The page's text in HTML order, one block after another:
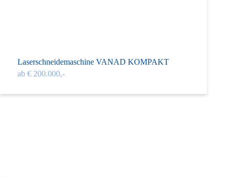
Laserschneidemaschine VANAD KOMPAKT
ab € 200.000,-